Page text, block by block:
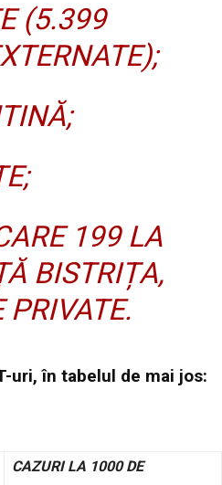
(5.399
199 LA
BISTRIȚA,
PRIVATE.
uri, în tabelul de mai jos:
CAZURI LA 1000 DE